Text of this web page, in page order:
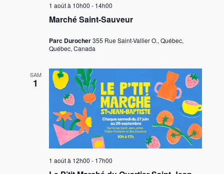
Marché Saint-Sauveur
1 août à 10h00 - 14h00
Parc Durocher355 Rue Saint-Vallier O., Québec,
Québec, Canada
SAM
1
1 août à 12h00 - 17h00